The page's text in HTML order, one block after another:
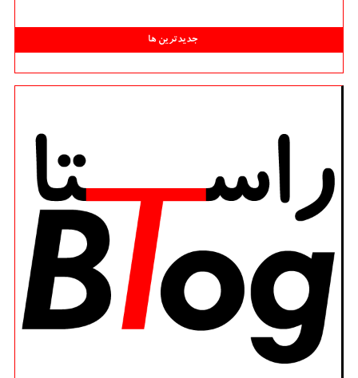
جدیدترین ها